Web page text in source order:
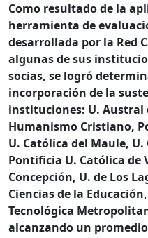
Como resultado de la
herramienta de
desarrollada por la Red
algunas de sus
socias, se logró
incorporación de la
instituciones: U. Austral
Humanismo Cristiano,
U. Católica del Maule,
Pontificia U. Católica de
Concepción, U. de Los
Ciencias de la
Tecnológica
alcanzando un promedio